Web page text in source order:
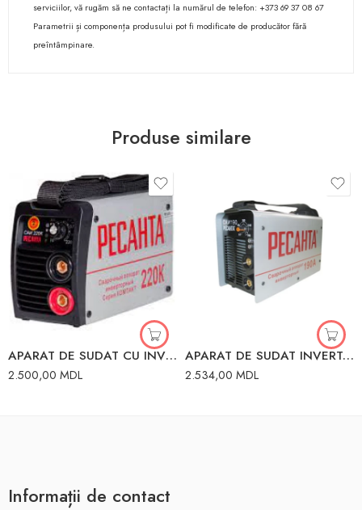
serviciilor, vă rugăm să ne contactați la numărul de telefon: +373 69 37 08 67
Parametrii și componența produsului pot fi modificate de producător fără
preîntâmpinare.
Produse similare
APARAT DE SUDAT CU INVERTOR COMPACT 220A 65/37 RESANTA
2.500,00 MDL
APARAT DE SUDAT INVERTOR 190A RESANTA 65/2
2.534,00 MDL
Informații de contact